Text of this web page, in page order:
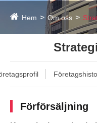
Hem Om oss
Förförsäljning